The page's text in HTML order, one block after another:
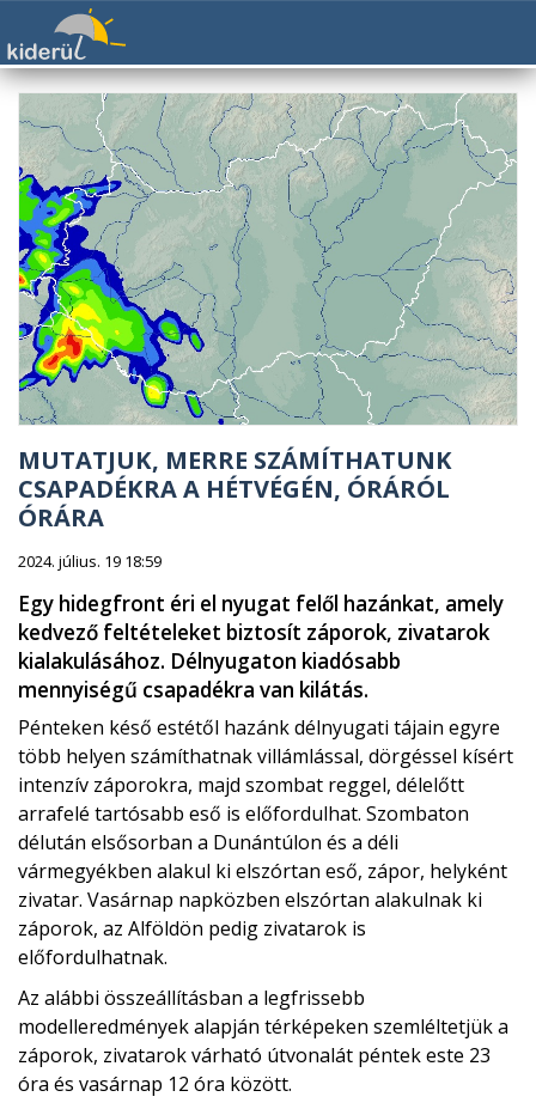
MUTATJUK, MERRE SZÁMÍTHATUNK
CSAPADÉKRA A HÉTVÉGÉN, ÓRÁRÓL
ÓRÁRA
2024. július. 19 18:59
Egy hidegfront éri el nyugat felől hazánkat, amely
kedvező feltételeket biztosít záporok, zivatarok
kialakulásához. Délnyugaton kiadósabb
mennyiségű csapadékra van kilátás.
Pénteken késő estétől hazánk délnyugati tájain egyre
több helyen számíthatnak villámlással, dörgéssel kísért
intenzív záporokra, majd szombat reggel, délelőtt
arrafelé tartósabb eső is előfordulhat. Szombaton
délután elsősorban a Dunántúlon és a déli
vármegyékben alakul ki elszórtan eső, zápor, helyként
zivatar. Vasárnap napközben elszórtan alakulnak ki
záporok, az Alföldön pedig zivatarok is
előfordulhatnak.
Az alábbi összeállításban a legfrissebb
modelleredmények alapján térképeken szemléltetjük a
záporok, zivatarok várható útvonalát péntek este 23
óra és vasárnap 12 óra között.